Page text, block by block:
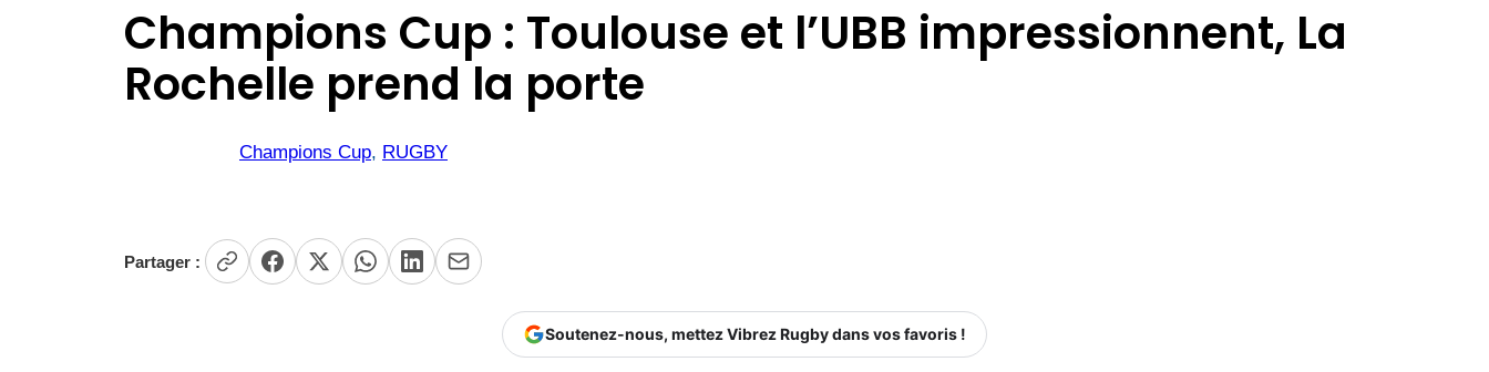
Champions Cup : Toulouse et l’UBB impressionnent, La
Rochelle prend la porte
Champions Cup, RUGBY
Partager :
Soutenez-nous, mettez Vibrez Rugby dans vos favoris !